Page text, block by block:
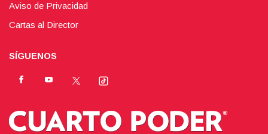
Aviso de Privacidad
Cartas al Director
SÍGUENOS